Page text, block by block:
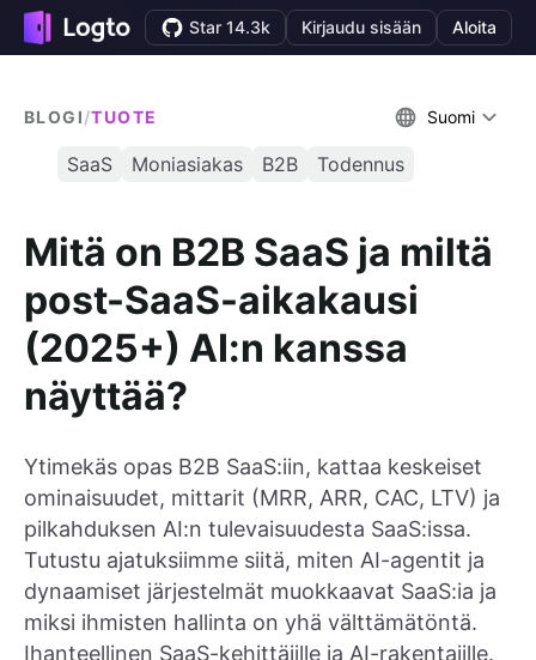
Star 14.3k Kirjaudu sisään Aloita
BLOGI/TUOTE Suomi
SaaS Moniasiakas B2B Todennus
Mitä on B2B SaaS ja miltä
post-SaaS-aikakausi
(2025+) AI:n kanssa
näyttää?
Ytimekäs opas B2B SaaS:iin, kattaa keskeiset
ominaisuudet, mittarit (MRR, ARR, CAC, LTV) ja
pilkahduksen AI:n tulevaisuudesta SaaS:issa.
Tutustu ajatuksiimme siitä, miten AI-agentit ja
dynaamiset järjestelmät muokkaavat SaaS:ia ja
miksi ihmisten hallinta on yhä välttämätöntä.
Ihanteellinen SaaS-kehittäjille ja AI-rakentajille.